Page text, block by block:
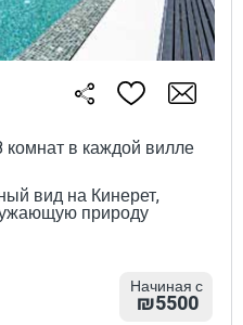
в каждой вилле
вид на Кинерет,
природу
Начиная с
₪5500